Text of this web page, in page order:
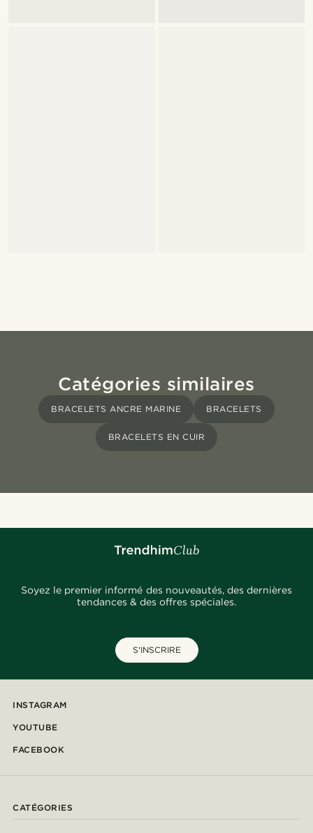
Catégories similaires
BRACELETS ANCRE MARINE BRACELETS
BRACELETS EN CUIR
Soyez le premier informé des nouveautés, des dernières
tendances & des offres spéciales.
S'INSCRIRE
INSTAGRAM
YOUTUBE
FACEBOOK
CATÉGORIES